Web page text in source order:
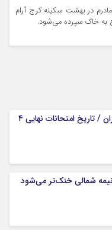
در بهشت سکینه کرج آرام
به خاک سپرده می‌شود.
خبر مهم برای دانش‌آموزان / تاریخ امتحانات نهایی ۴
شمالی خنک‌تر می‌شود